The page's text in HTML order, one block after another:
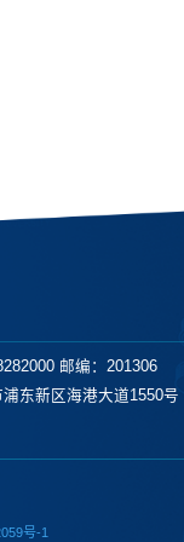
邮编：201306
东新区海港大道1550号
号-1